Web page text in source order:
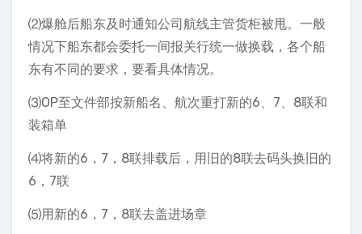
⑵爆舱后船东及时通知公司航线主管货柜被甩。一般
情况下船东都会委托一间报关行统一做换载，各个船
东有不同的要求，要看具体情况。
⑶OP至文件部按新船名、航次重打新的6、7、8联和
装箱单
⑷将新的6，7，8联排载后，用旧的8联去码头换旧的
6，7联
⑸用新的6，7，8联去盖进场章